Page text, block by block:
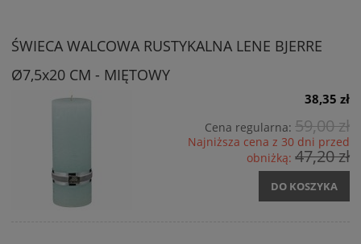
ŚWIECA WALCOWA RUSTYKALNA LENE BJERRE
Ø7,5x20 CM - MIĘTOWY
38,35 zł
Cena regularna: 59,00 zł
Najniższa cena z 30 dni przed
obniżką: 47,20 zł
DO KOSZYKA